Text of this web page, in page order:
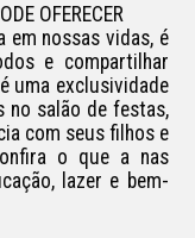
OFERECER
em nossas vidas, é
e compartilhar
uma exclusividade
no salão de festas,
com seus filhos e
o que a nas
lazer e bem-